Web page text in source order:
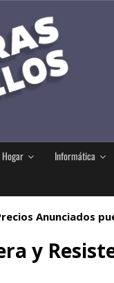
Hogar Informática
Anunciados
y